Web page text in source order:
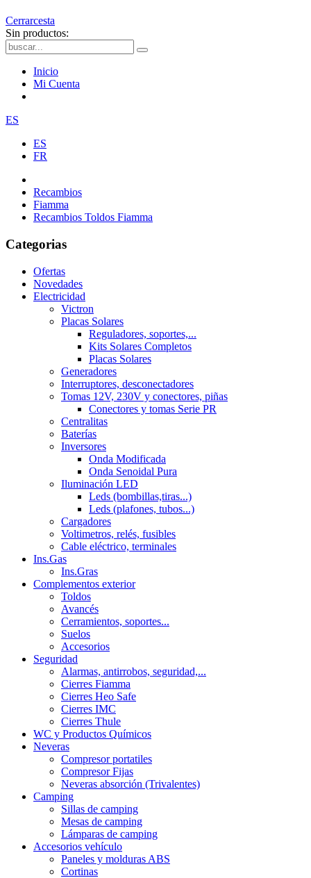
Cerrarcesta
Sin productos:
Inicio
Mi Cuenta
ES
ES
FR
Recambios
Fiamma
Recambios Toldos Fiamma
Categorias
Ofertas
Novedades
Electricidad
Victron
Placas Solares
Reguladores, soportes,...
Kits Solares Completos
Placas Solares
Generadores
Interruptores, desconectadores
Tomas 12V, 230V y conectores, piñas
Conectores y tomas Serie PR
Centralitas
Baterías
Inversores
Onda Modificada
Onda Senoidal Pura
Iluminación LED
Leds (bombillas,tiras...)
Leds (plafones, tubos...)
Cargadores
Voltimetros, relés, fusibles
Cable eléctrico, terminales
Ins.Gas
Ins.Gras
Complementos exterior
Toldos
Avancés
Cerramientos, soportes...
Suelos
Accesorios
Seguridad
Alarmas, antirrobos, seguridad,...
Cierres Fiamma
Cierres Heo Safe
Cierres IMC
Cierres Thule
WC y Productos Químicos
Neveras
Compresor portatiles
Compresor Fijas
Neveras absorción (Trivalentes)
Camping
Sillas de camping
Mesas de camping
Lámparas de camping
Accesorios vehículo
Paneles y molduras ABS
Cortinas